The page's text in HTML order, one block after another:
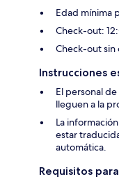
Edad mínima
Check-out:
Check-out sin
Instrucciones
El personal
lleguen a la
La
estar
automática.
Requisitos